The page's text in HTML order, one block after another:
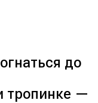
до
тропинке —